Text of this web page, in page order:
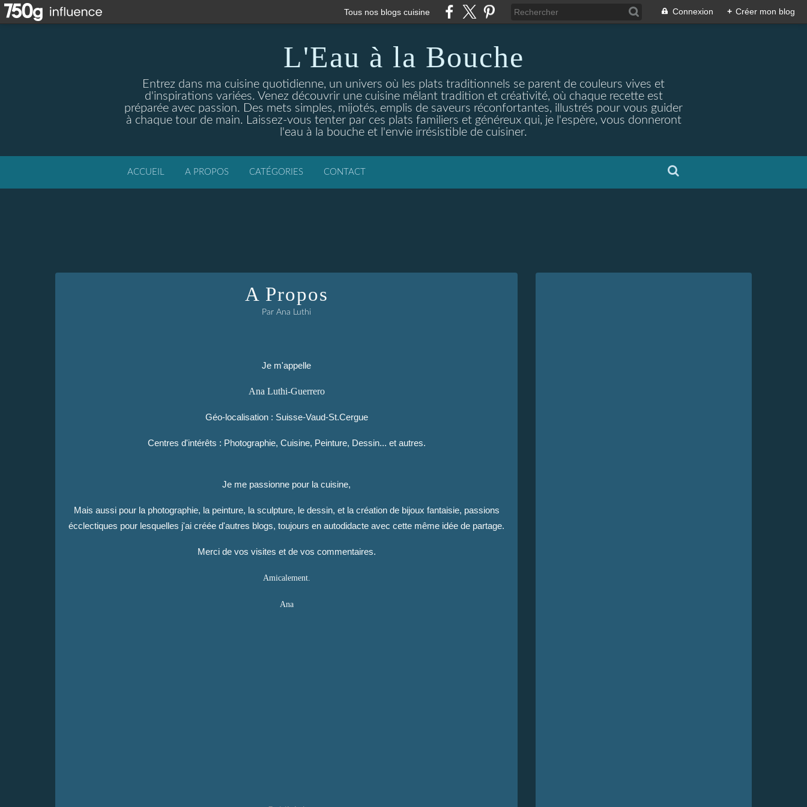
Tous nos blogs cuisine Connexion + Créer mon blog
L'Eau à la Bouche
Entrez dans ma cuisine quotidienne, un univers où les plats traditionnels se parent de couleurs vives et
d'inspirations variées. Venez découvrir une cuisine mêlant tradition et créativité, où chaque recette est
préparée avec passion. Des mets simples, mijotés, emplis de saveurs réconfortantes, illustrés pour vous guider
à chaque tour de main. Laissez-vous tenter par ces plats familiers et généreux qui, je l'espère, vous donneront
l'eau à la bouche et l'envie irrésistible de cuisiner.
ACCUEIL A PROPOS CATÉGORIES CONTACT
A Propos
Par Ana Luthi
Je m'appelle
Ana Luthi-Guerrero
Géo-localisation : Suisse-Vaud-St.Cergue
Centres d'intérêts : Photographie, Cuisine, Peinture, Dessin... et autres.
Je me passionne pour la cuisine,
Mais aussi pour la photographie, la peinture, la sculpture, le dessin, et la création de bijoux fantaisie, passions
écclectiques pour lesquelles j'ai créée d'autres blogs, toujours en autodidacte avec cette même idée de partage.
Merci de vos visites et de vos commentaires.
Amicalement.
Ana